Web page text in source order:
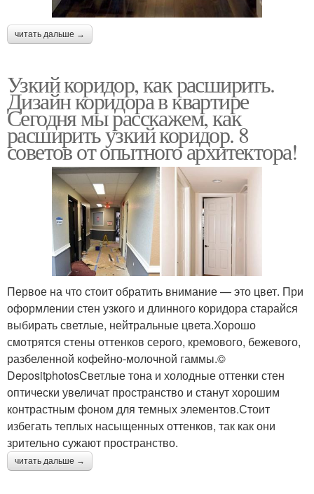
читать дальше →
Узкий коридор, как расширить.
Дизайн коридора в квартире
Сегодня мы расскажем, как
расширить узкий коридор. 8
советов от опытного архитектора!
Первое на что стоит обратить внимание — это цвет. При
оформлении стен узкого и длинного коридора старайся
выбирать светлые, нейтральные цвета.Хорошо
смотрятся стены оттенков серого, кремового, бежевого,
разбеленной кофейно-молочной гаммы.©
DepositphotosСветлые тона и холодные оттенки стен
оптически увеличат пространство и станут хорошим
контрастным фоном для темных элементов.Стоит
избегать теплых насыщенных оттенков, так как они
зрительно сужают пространство.
читать дальше →